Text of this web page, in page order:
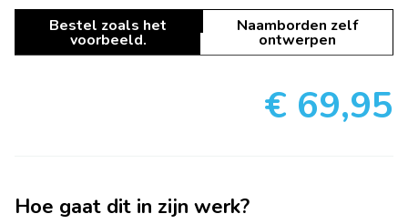
Bestel zoals het
voorbeeld.
Naamborden zelf
ontwerpen
€ 69,95
Hoe gaat dit in zijn werk?